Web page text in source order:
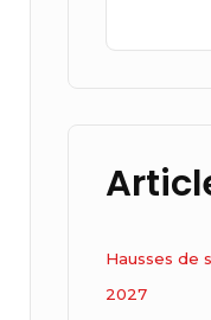
Hausses de
2027